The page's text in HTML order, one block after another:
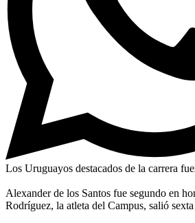
Los Uruguayos destacados de la carrera
Alexander de los Santos fue segundo en
Rodríguez, la atleta del Campus, salió